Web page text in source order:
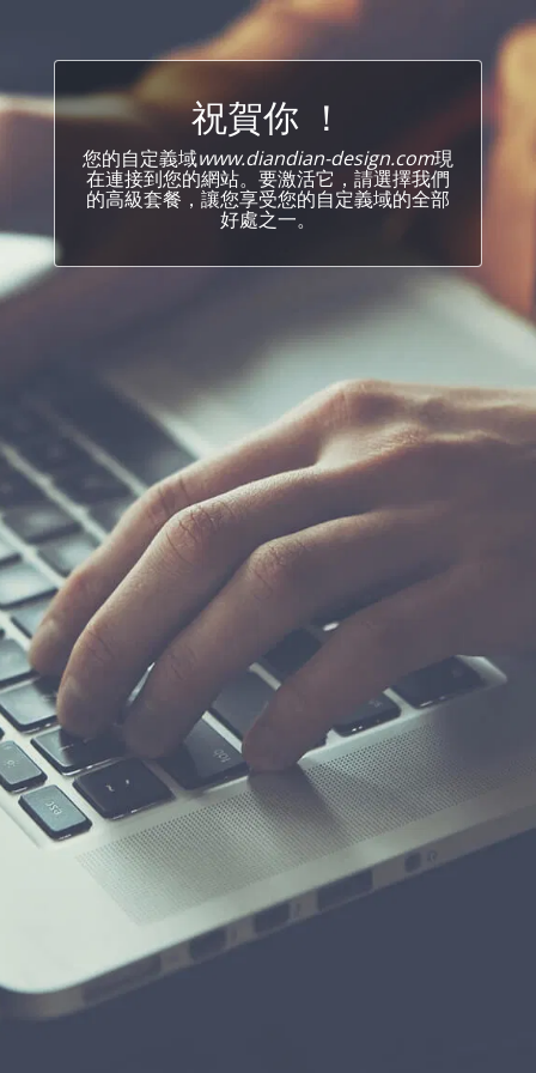
祝賀你 ！
您的自定義域www.diandian-design.com現
在連接到您的網站。要激活它，請選擇我們
的高級套餐，讓您享受您的自定義域的全部
好處之一。